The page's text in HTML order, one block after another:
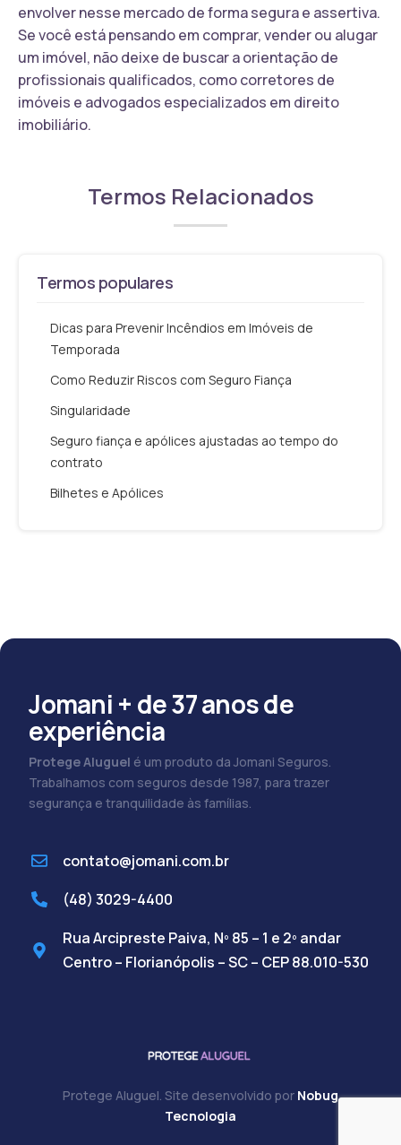
envolver nesse mercado de forma segura e assertiva.
Se você está pensando em comprar, vender ou alugar
um imóvel, não deixe de buscar a orientação de
profissionais qualificados, como corretores de
imóveis e advogados especializados em direito
imobiliário.
Termos Relacionados
Termos populares
Dicas para Prevenir Incêndios em Imóveis de
Temporada
Como Reduzir Riscos com Seguro Fiança
Singularidade
Seguro fiança e apólices ajustadas ao tempo do
contrato
Bilhetes e Apólices
Jomani + de 37 anos de
experiência
Protege Aluguel é um produto da Jomani Seguros.
Trabalhamos com seguros desde 1987, para trazer
segurança e tranquilidade às famílias.
contato@jomani.com.br
(48) 3029-4400
Rua Arcipreste Paiva, Nº 85 – 1 e 2º andar
Centro – Florianópolis – SC – CEP 88.010-530
Protege Aluguel. Site desenvolvido por Nobug
Tecnologia
Cadastre-se